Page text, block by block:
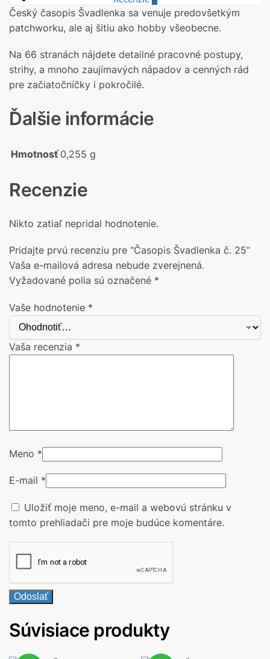
Český časopis Švadlenka sa venuje predovšetkým
patchworku, ale aj šitiu ako hobby všeobecne.
Na 66 stranách nájdete detailné pracovné postupy,
strihy, a mnoho zaujímavých nápadov a cenných rád
pre začiatočníčky i pokročilé.
Ďalšie informácie
Hmotnosť 0,255 g
Recenzie
Nikto zatiaľ nepridal hodnotenie.
Pridajte prvú recenziu pre “Časopis Švadlenka č. 25”
Vaša e-mailová adresa nebude zverejnená.
Vyžadované polia sú označené *
Vaše hodnotenie *
Vaša recenzia *
Meno *
E-mail *
Uložiť moje meno, e-mail a webovú stránku v
tomto prehliadači pre moje budúce komentáre.
Súvisiace produkty